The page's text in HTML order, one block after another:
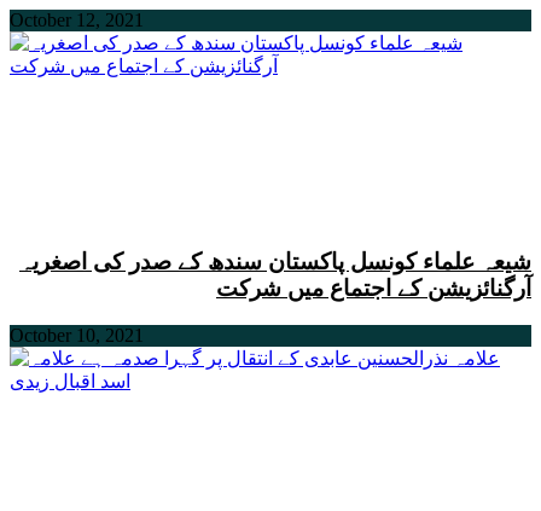
October 12, 2021
شیعہ علماء کونسل پاکستان سندھ کے صدر کی اصغریہ
آرگنائزیشن کے اجتماع میں شرکت
October 10, 2021